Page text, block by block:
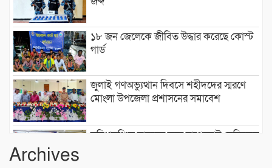
১৮ জন জেলেকে জীবিত উদ্ধার করেছে কোস্ট
গার্ড
জুলাই গণঅভ্যুত্থান দিবসে শহীদদের স্মরণে
মোংলা উপজেলা প্রশাসনের সমাবেশ
সুবিধাবঞ্চিত মানুষের জন্য বাগেরহাট মেডিকেল
Archives